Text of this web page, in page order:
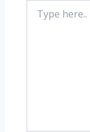
here..